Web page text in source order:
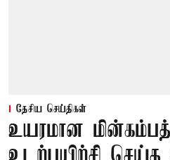
தேசிய செய்திகள்
உயரமான